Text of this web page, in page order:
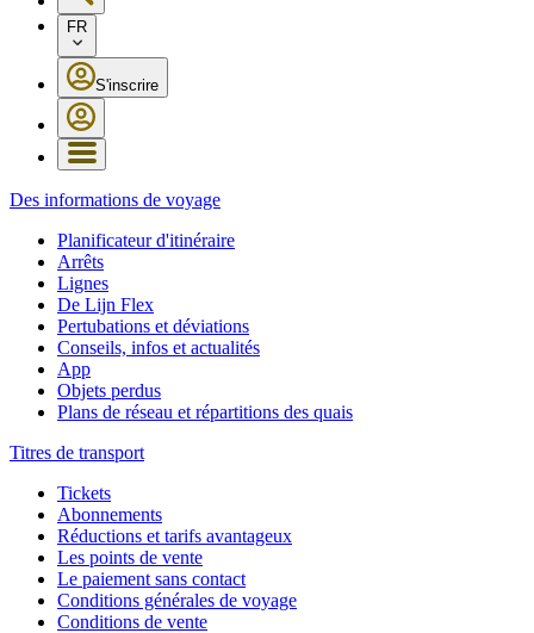
FR
S'inscrire
Des informations de voyage
Planificateur d'itinéraire
Arrêts
Lignes
De Lijn Flex
Pertubations et déviations
Conseils, infos et actualités
App
Objets perdus
Plans de réseau et répartitions des quais
Titres de transport
Tickets
Abonnements
Réductions et tarifs avantageux
Les points de vente
Le paiement sans contact
Conditions générales de voyage
Conditions de vente